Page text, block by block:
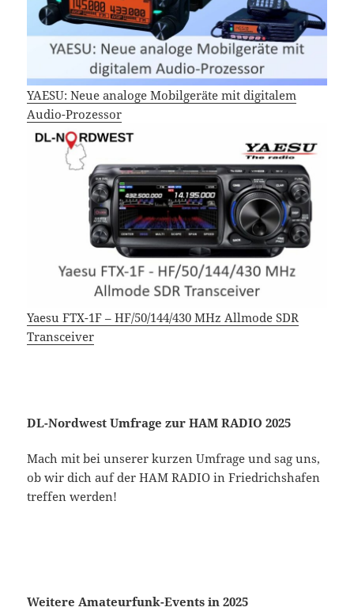
YAESU: Neue analoge Mobilgeräte mit digitalem
Audio-Prozessor
Yaesu FTX-1F – HF/50/144/430 MHz Allmode SDR
Transceiver
DL-Nordwest Umfrage zur HAM RADIO 2025
Mach mit bei unserer kurzen Umfrage und sag uns,
ob wir dich auf der HAM RADIO in Friedrichshafen
treffen werden!
Weitere Amateurfunk-Events in 2025